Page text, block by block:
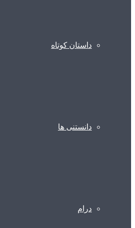
داستان کوتاه
دانستنی ها
درام